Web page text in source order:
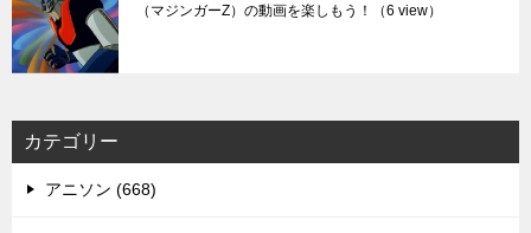
（マジンガーZ）の動画を楽しもう！
（6 view）
カテゴリー
アニソン (668)